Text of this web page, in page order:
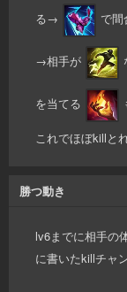
る→ で
→相手が
を当てる
これでほぼkillと
勝つ動き
lv6までに相手の
に書いたkillチャ